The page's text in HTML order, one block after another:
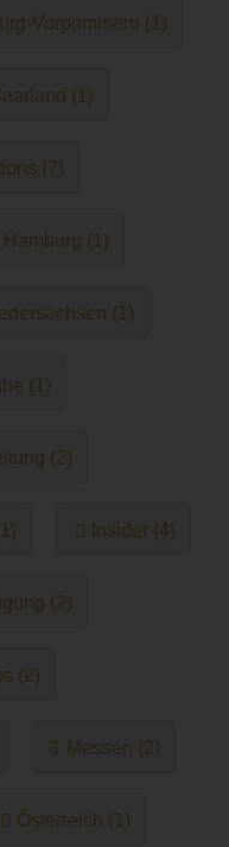
Vorpommern (1)
(1)
(7)
(1)
(1)
(1)
(2)
Insider (4)
(2)
(2)
Messen (2)
Österreich (1)